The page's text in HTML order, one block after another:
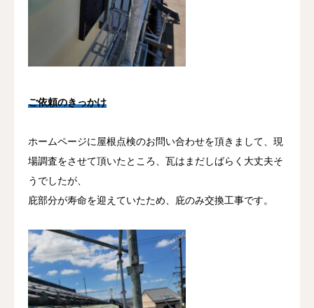
ご依頼のきっかけ
ホームページに屋根点検のお問い合わせを頂きまして、現
場調査をさせて頂いたところ、瓦はまだしばらく大丈夫そ
うでしたが、
庇部分が寿命を迎えていたため、庇のみ交換工事です。